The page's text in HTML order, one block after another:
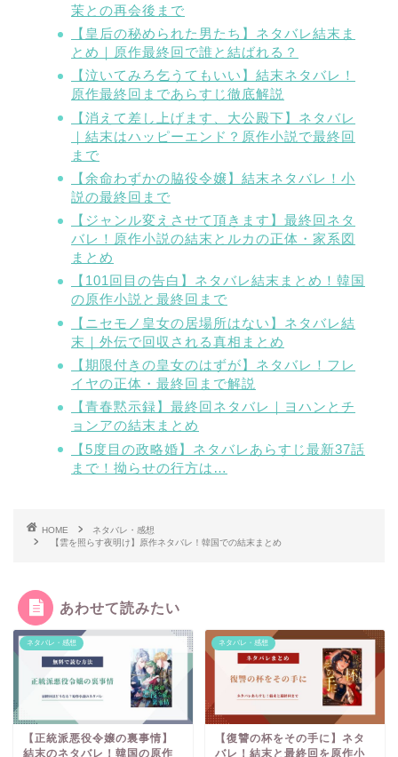
茉との再会後まで
【皇后の秘められた男たち】ネタバレ結末ま
とめ｜原作最終回で誰と結ばれる？
【泣いてみろ乞うてもいい】結末ネタバレ！
原作最終回まであらすじ徹底解説
【消えて差し上げます、大公殿下】ネタバレ
｜結末はハッピーエンド？原作小説で最終回
まで
【余命わずかの脇役令嬢】結末ネタバレ！小
説の最終回まで
【ジャンル変えさせて頂きます】最終回ネタ
バレ！原作小説の結末とルカの正体・家系図
まとめ
【101回目の告白】ネタバレ結末まとめ！韓国
の原作小説と最終回まで
【ニセモノ皇女の居場所はない】ネタバレ結
末｜外伝で回収される真相まとめ
【期限付きの皇女のはずが】ネタバレ！フレ
イヤの正体・最終回まで解説
【青春黙示録】最終回ネタバレ｜ヨハンとチ
ョンアの結末まとめ
【5度目の政略婚】ネタバレあらすじ最新37話
まで！拗らせの行方は…
HOME
ネタバレ・感想
【雲を照らす夜明け】原作ネタバレ！韓国での結末まとめ
あわせて読みたい
ネタバレ・感想
【正統派悪役令嬢の裏事情】
結末のネタバレ！韓国の原作
ネタバレ・感想
【復讐の杯をその手に】ネタ
バレ！結末と最終回を原作小